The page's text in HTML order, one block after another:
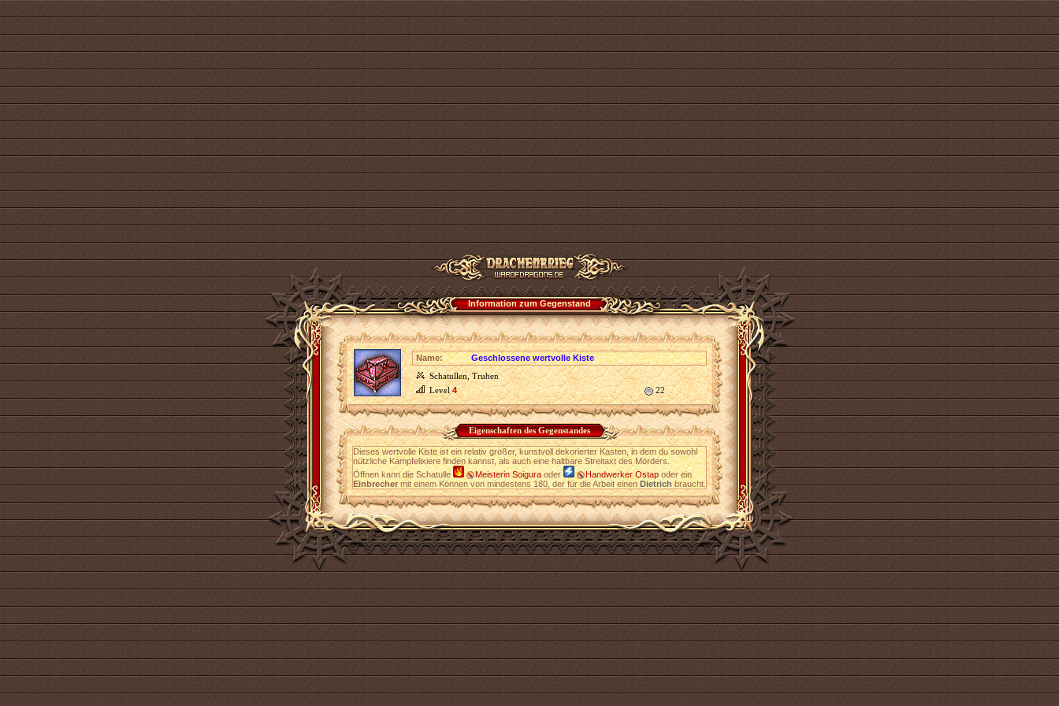
Information zum Gegenstand
Name:
Geschlossene wertvolle Kiste
Schatullen, Truhen
Level4 22
Eigenschaften des Gegenstandes
Dieses wertvolle Kiste ist ein relativ großer, kunstvoll dekorierter Kasten, in dem du sowohl
nützliche Kampfelixiere finden kannst, als auch eine haltbare Streitaxt des Mörders.
Öffnen kann die Schatulle
Meisterin Soiguraoder Handwerker Ostapoder ein
Einbrechermit einem Können von mindestens 180, der für die Arbeit einenDietrichbraucht.